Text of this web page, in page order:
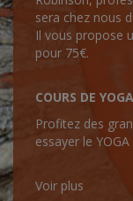
sera chez nous
Il vous propose
pour 75€.
COURS DE
Profitez des
essayer le YOGA
Voir plus